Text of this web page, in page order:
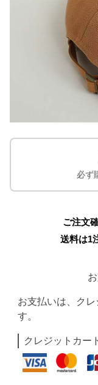
必ず
ご注文
送料は1
お支払いは、ク
す。
クレジットカー